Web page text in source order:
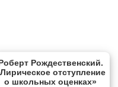
Рождественский.
отступление
о школьных оценках»